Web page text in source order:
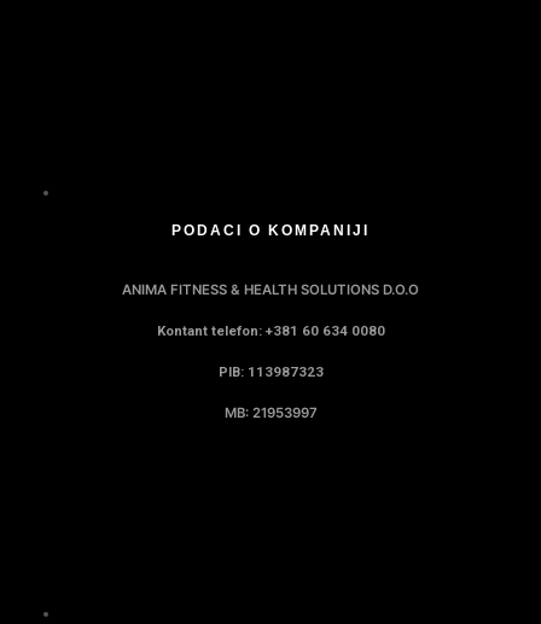
PODACI O KOMPANIJI
ANIMA FITNESS & HEALTH SOLUTIONS D.O.O
Kontant telefon: +381 60 634 0080
PIB: 113987323
MB: 21953997